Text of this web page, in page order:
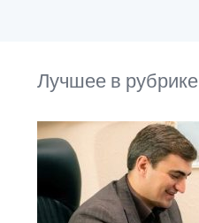
Лучшее в рубрике